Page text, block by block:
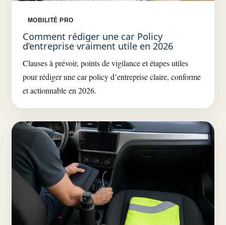
MOBILITÉ PRO
Comment rédiger une car Policy
d’entreprise vraiment utile en 2026
Clauses à prévoir, points de vigilance et étapes utiles
pour rédiger une car policy d’entreprise claire, conforme
et actionnable en 2026.